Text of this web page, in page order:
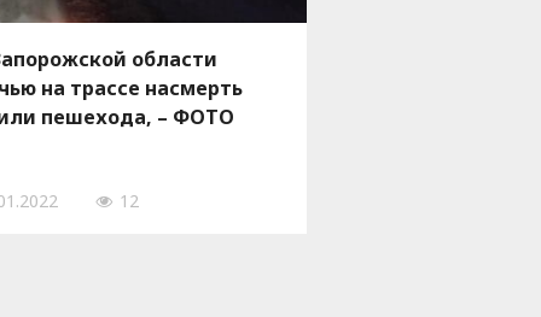
области
на трассе насмерть
пешехода, – ФОТО
12